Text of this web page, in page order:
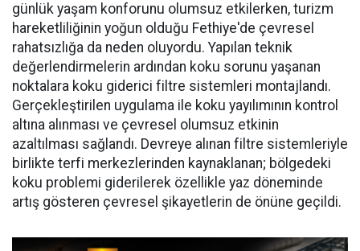
günlük yaşam konforunu olumsuz etkilerken, turizm
hareketliliğinin yoğun olduğu Fethiye'de çevresel
rahatsızlığa da neden oluyordu. Yapılan teknik
değerlendirmelerin ardından koku sorunu yaşanan
noktalara koku giderici filtre sistemleri montajlandı.
Gerçekleştirilen uygulama ile koku yayılımının kontrol
altına alınması ve çevresel olumsuz etkinin
azaltılması sağlandı. Devreye alınan filtre sistemleriyle
birlikte terfi merkezlerinden kaynaklanan; bölgedeki
koku problemi giderilerek özellikle yaz döneminde
artış gösteren çevresel şikayetlerin de önüne geçildi.